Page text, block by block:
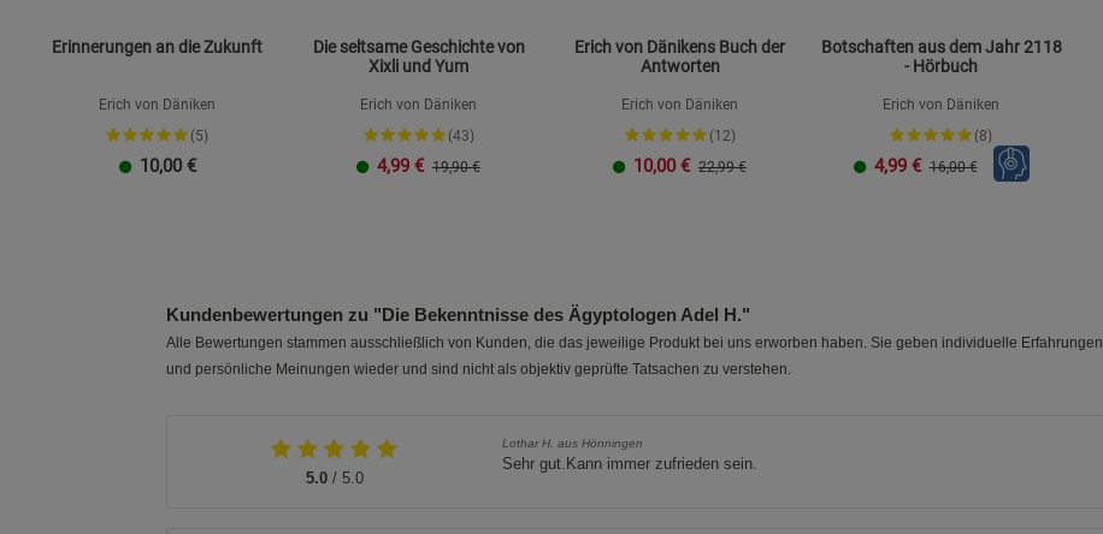
Erinnerungen an die Zukunft
Erich von Däniken
(5)
10,00 €
Die seltsame Geschichte von
Xixli und Yum
Erich von Däniken
(43)
4,99 € 19,90 €
Erich von Dänikens Buch der
Antworten
Erich von Däniken
(12)
10,00 € 22,99 €
Botschaften aus dem Jahr 2118
- Hörbuch
Erich von Däniken
(8)
4,99 € 16,00 €
Kundenbewertungen zu "Die Bekenntnisse des Ägyptologen Adel H."
Alle Bewertungen stammen ausschließlich von Kunden, die das jeweilige Produkt bei uns erworben haben. Sie geben individuelle Erfahrungen
und persönliche Meinungen wieder und sind nicht als objektiv geprüfte Tatsachen zu verstehen.
5.0/ 5.0
Lothar H. aus Hönningen
Sehr gut.Kann immer zufrieden sein.